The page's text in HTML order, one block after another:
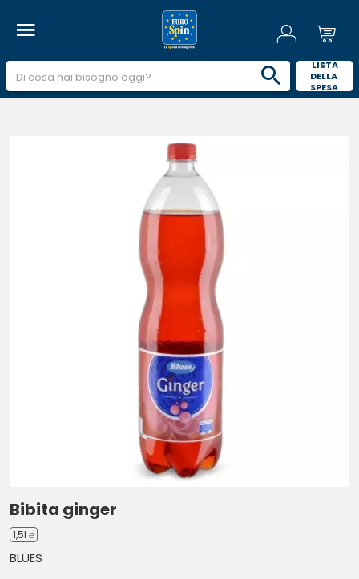
LISTA
DELLA
SPESA
Bibita ginger
1,5l ℮
BLUES